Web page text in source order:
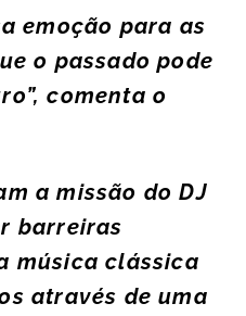
emoção para as
o passado pode
”, comenta o
a missão do DJ
barreiras
música clássica
através de uma